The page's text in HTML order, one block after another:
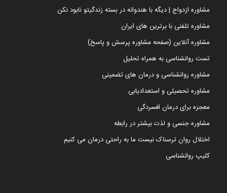
مشاوره ازدواج | دیگه با هندوانه در بسته زندگیتو نابود نکن
مشاوره تلفنی با برترین های ایران
مشاوره آنلاین (صفحه مشاوره پرسش و پاسخ)
تست روانشناسی به همراه تحلیل
مشاوره روانشناسی و درمان های تضمینی
مشاوره تحصیلی و استعدادیابی
معجزه برای درمان افسردگی
مشاوره جنسی و لذت بیشتر در رابطه
اختلال روان ترسناک نیست ما به راحتی درمان می کنیم
کلیپ روانشناسی